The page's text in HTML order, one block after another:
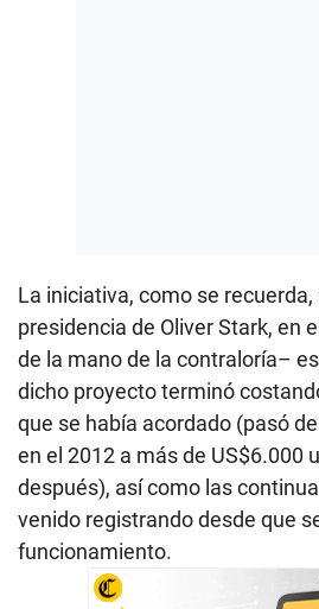
La iniciativa, como se
presidencia de Oliver Stark, en
de la mano de la contraloría–
dicho proyecto terminó
que se había acordado (pasó
en el 2012 a más de US$6.000
después), así como las
venido registrando desde que
funcionamiento.